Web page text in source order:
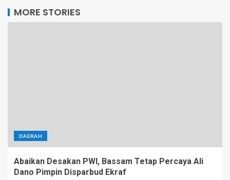
MORE STORIES
DAERAH
Abaikan Desakan PWI, Bassam Tetap Percaya Ali
Dano Pimpin Disparbud Ekraf